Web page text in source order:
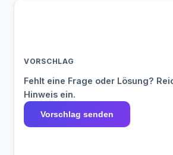
VORSCHLAG
Fehlt eine Frage oder Lösung?
Hinweis ein.
Vorschlag senden